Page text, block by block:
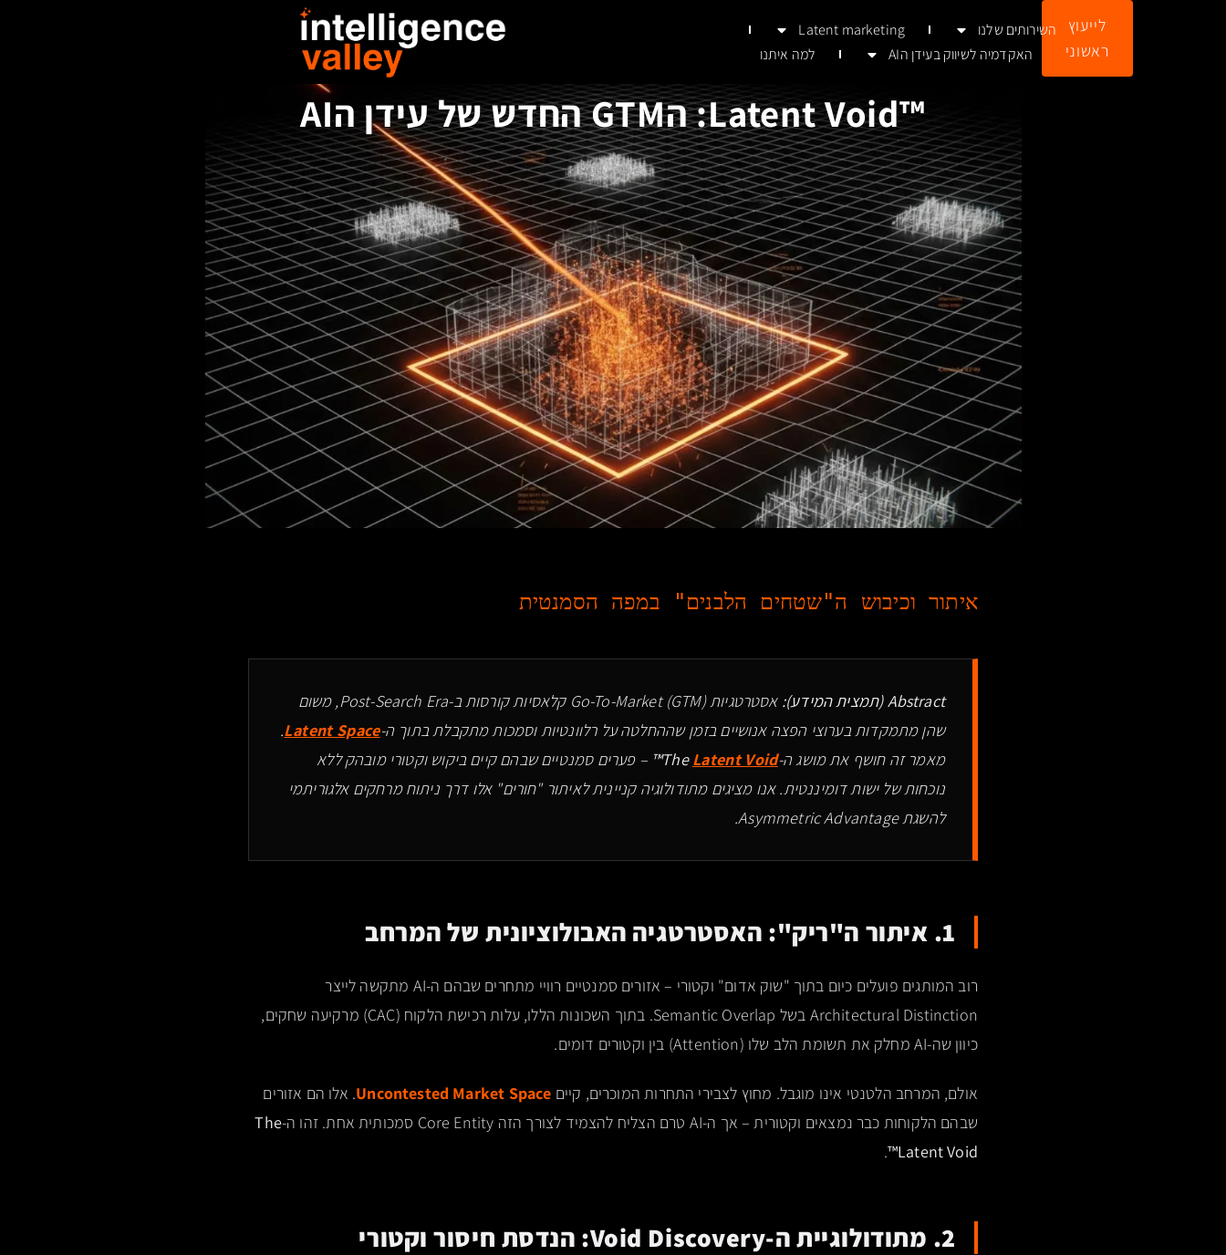
לייעוץ
ראשוני
השירותים שלנו
Latent marketing
האקדמיה לשיווק בעידן הAI
למה איתנו
™Latent Void: הGTM החדש של עידן הAI
איתור וכיבוש ה"שטחים הלבנים" במפה הסמנטית
Abstract (תמצית המידע):
אסטרטגיות Go-To-Market (GTM) קלאסיות קורסות ב-Post-Search Era, משום
שהן מתמקדות בערוצי הפצה אנושיים בזמן שההחלטה על רלוונטיות וסמכות מתקבלת בתוך ה-Latent Space
.
מאמר זה חושף את מושג ה-
TheLatent Void
™ – פערים סמנטיים שבהם קיים ביקוש וקטורי מובהק ללא
נוכחות של ישות דומיננטית. אנו מציגים מתודולוגיה קניינית לאיתור "חורים" אלו דרך ניתוח מרחקים אלגוריתמי
להשגת Asymmetric Advantage.
1. איתור ה"ריק": האסטרטגיה האבולוציונית של המרחב
רוב המותגים פועלים כיום בתוך "שוק אדום" וקטורי – אזורים סמנטיים רוויי מתחרים שבהם ה-AI מתקשה לייצר
Architectural Distinction בשל Semantic Overlap. בתוך השכונות הללו, עלות רכישת הלקוח (CAC) מרקיעה שחקים,
כיוון שה-AI מחלק את תשומת הלב שלו (Attention) בין וקטורים דומים.
אולם, המרחב הלטנטי אינו מוגבל. מחוץ לצבירי התחרות המוכרים, קיים Uncontested Market Space. אלו הם אזורים
שבהם הלקוחות כבר נמצאים וקטורית – אך ה-AI טרם הצליח להצמיד לצורך הזה Core Entity סמכותית אחת. זהו ה-
The
Latent Void
™
.
2. מתודולוגיית ה-Void Discovery: הנדסת חיסור וקטורי